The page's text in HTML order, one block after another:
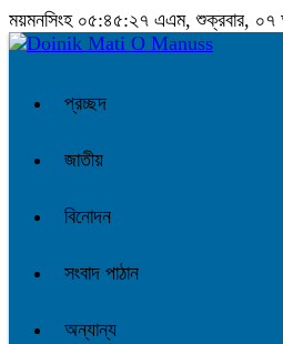
ময়মনসিংহ ০৫:৪৫:২৮ এএম, শুক্রবার, ০৭
প্রচ্ছদ
জাতীয়
বিনোদন
সংবাদ পাঠান
অন্যান্য